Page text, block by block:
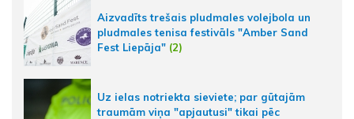
Aizvadīts trešais pludmales volejbola un
pludmales tenisa festivāls "Amber Sand
Fest Liepāja" (2)
Uz ielas notriekta sieviete; par gūtajām
traumām viņa "apjautusi" tikai pēc